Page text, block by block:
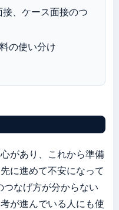
、ケース面接のつ
の使い分け
があり、これから準備
に進めて不安になって
つなげ方が分からない
が進んでいる人にも使